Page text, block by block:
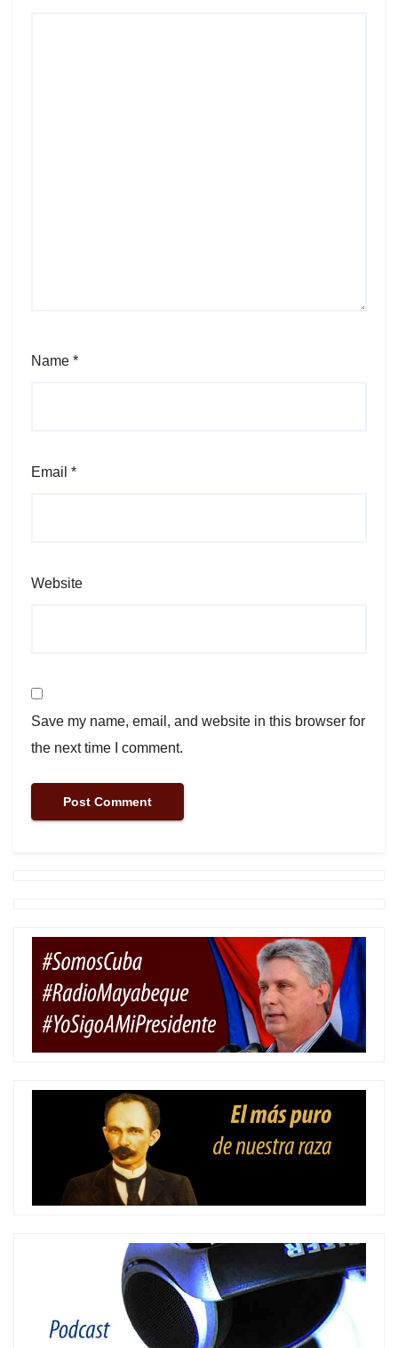
Name *
Email *
Website
Save my name, email, and website in this browser for
the next time I comment.